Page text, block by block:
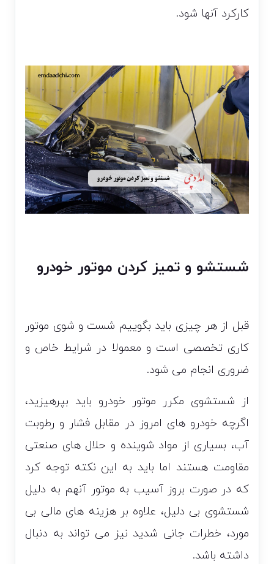
کارکرد آنها شود.
شستشو و تمیز کردن موتور خودرو
قبل از هر چیزی باید بگوییم شست و شوی موتور
کاری تخصصی است و معمولا در شرایط خاص و
ضروری انجام می شود.
از شستشوی مکرر موتور خودرو باید بپرهیزید،
اگرچه خودرو های امروز در مقابل فشار و رطوبت
آب، بسیاری از مواد شوینده و حلال های صنعتی
مقاومت هستند اما باید به این نکته توجه کرد
که در صورت بروز آسیب به موتور آنهم به دلیل
شستشوی بی دلیل، علاوه بر هزینه های مالی بی
مورد، خطرات جانی شدید نیز می تواند به دنبال
داشته باشد.